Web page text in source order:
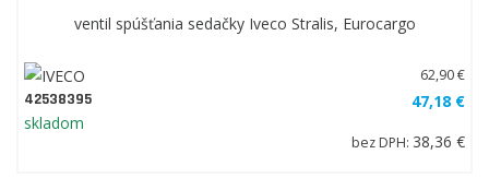
ventil spúšťania sedačky Iveco Stralis, Eurocargo
42538395
skladom
62,90 €
47,18 €
bez DPH: 38,36 €